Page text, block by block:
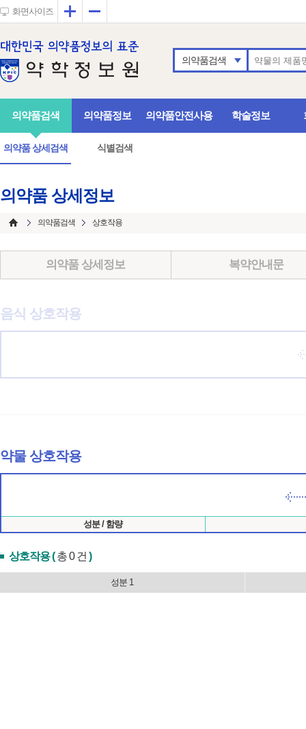
화면사이즈 확대
의약품검색
의약품검색
의약품 상세검색 식별검색
의약품정보 의약품안전사용 학술정보
의약품 상세정보
의약품검색 상호작용
의약품 상세정보 복약안내문
음식 상호작용
약물 상호작용
성분 / 함량
상호작용 (총 0 건 )
성분 1